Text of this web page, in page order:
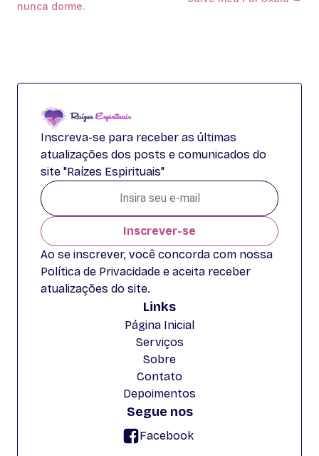
nunca dorme.
Inscreva-se para receber as últimas
atualizações dos posts e comunicados do
site "Raízes Espirituais"
Inscrever-se
Ao se inscrever, você concorda com nossa
Política de Privacidade e aceita receber
atualizações do site.
Links
Página Inicial
Serviços
Sobre
Contato
Depoimentos
Segue nos
Facebook